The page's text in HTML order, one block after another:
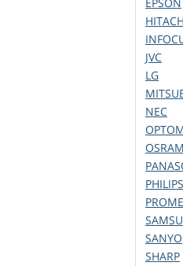
JVC
LG
NEC
OSRAM
SANYO
SHARP